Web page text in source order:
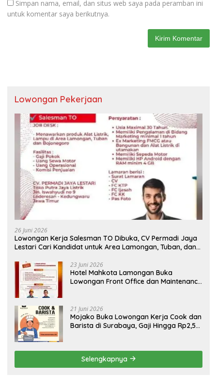
Simpan nama, email, dan situs web saya pada peramban ini
untuk komentar saya berikutnya.
Lowongan Pekerjaan
26 Juni 2026
Lowongan Kerja Salesman TO Dibuka, CV Permadi Jaya
Lestari Cari Kandidat untuk Area Lamongan, Tuban, dan
23 Juni 2026
Hotel Mahkota Lamongan Buka
Lowongan Front Office dan Maintenance
21 Juni 2026
Mojako Buka Lowongan Kerja Cook dan
Barista di Surabaya, Gaji Hingga Rp2,5
Selengkapnya